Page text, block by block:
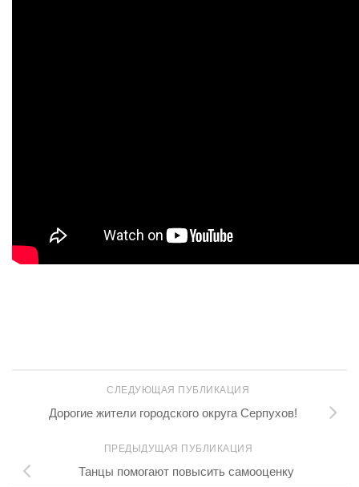
СЛЕДУЮЩАЯ ПУБЛИКАЦИЯ
Дорогие жители городского округа Серпухов!
ПРЕДЫДУЩАЯ ПУБЛИКАЦИЯ
Танцы помогают повысить самооценку